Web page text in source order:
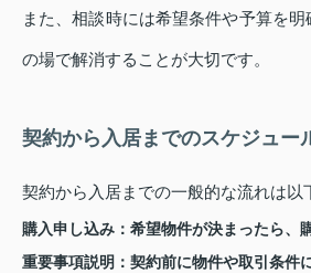
また、相談時には希望条件や予算を
の場で解消することが大切です。
契約から入居までのスケジュー
契約から入居までの一般的な流れは以
購入申し込み：希望物件が決まったら、
重要事項説明：契約前に物件や取引条件